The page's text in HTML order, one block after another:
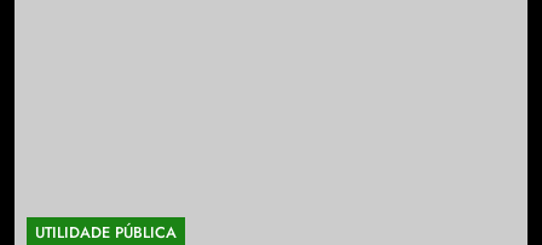
UTILIDADE PÚBLICA